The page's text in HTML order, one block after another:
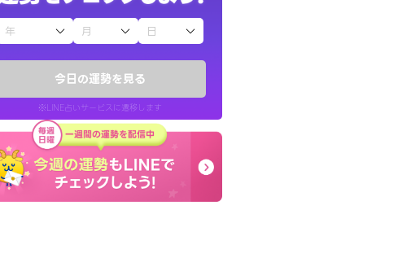
今日の運勢を見る
※LINE占いサービスに遷移します
じの子（占）12星座占い
らせ
に占い結果を通してよ
を提示してくれます。
30代 男性